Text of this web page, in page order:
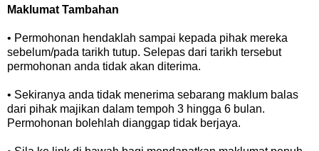
Maklumat Tambahan
• Permohonan hendaklah sampai kepada pihak mereka
sebelum/pada tarikh tutup. Selepas dari tarikh tersebut
permohonan anda tidak akan diterima.
• Sekiranya anda tidak menerima sebarang maklum balas
dari pihak majikan dalam tempoh 3 hingga 6 bulan.
Permohonan bolehlah dianggap tidak berjaya.